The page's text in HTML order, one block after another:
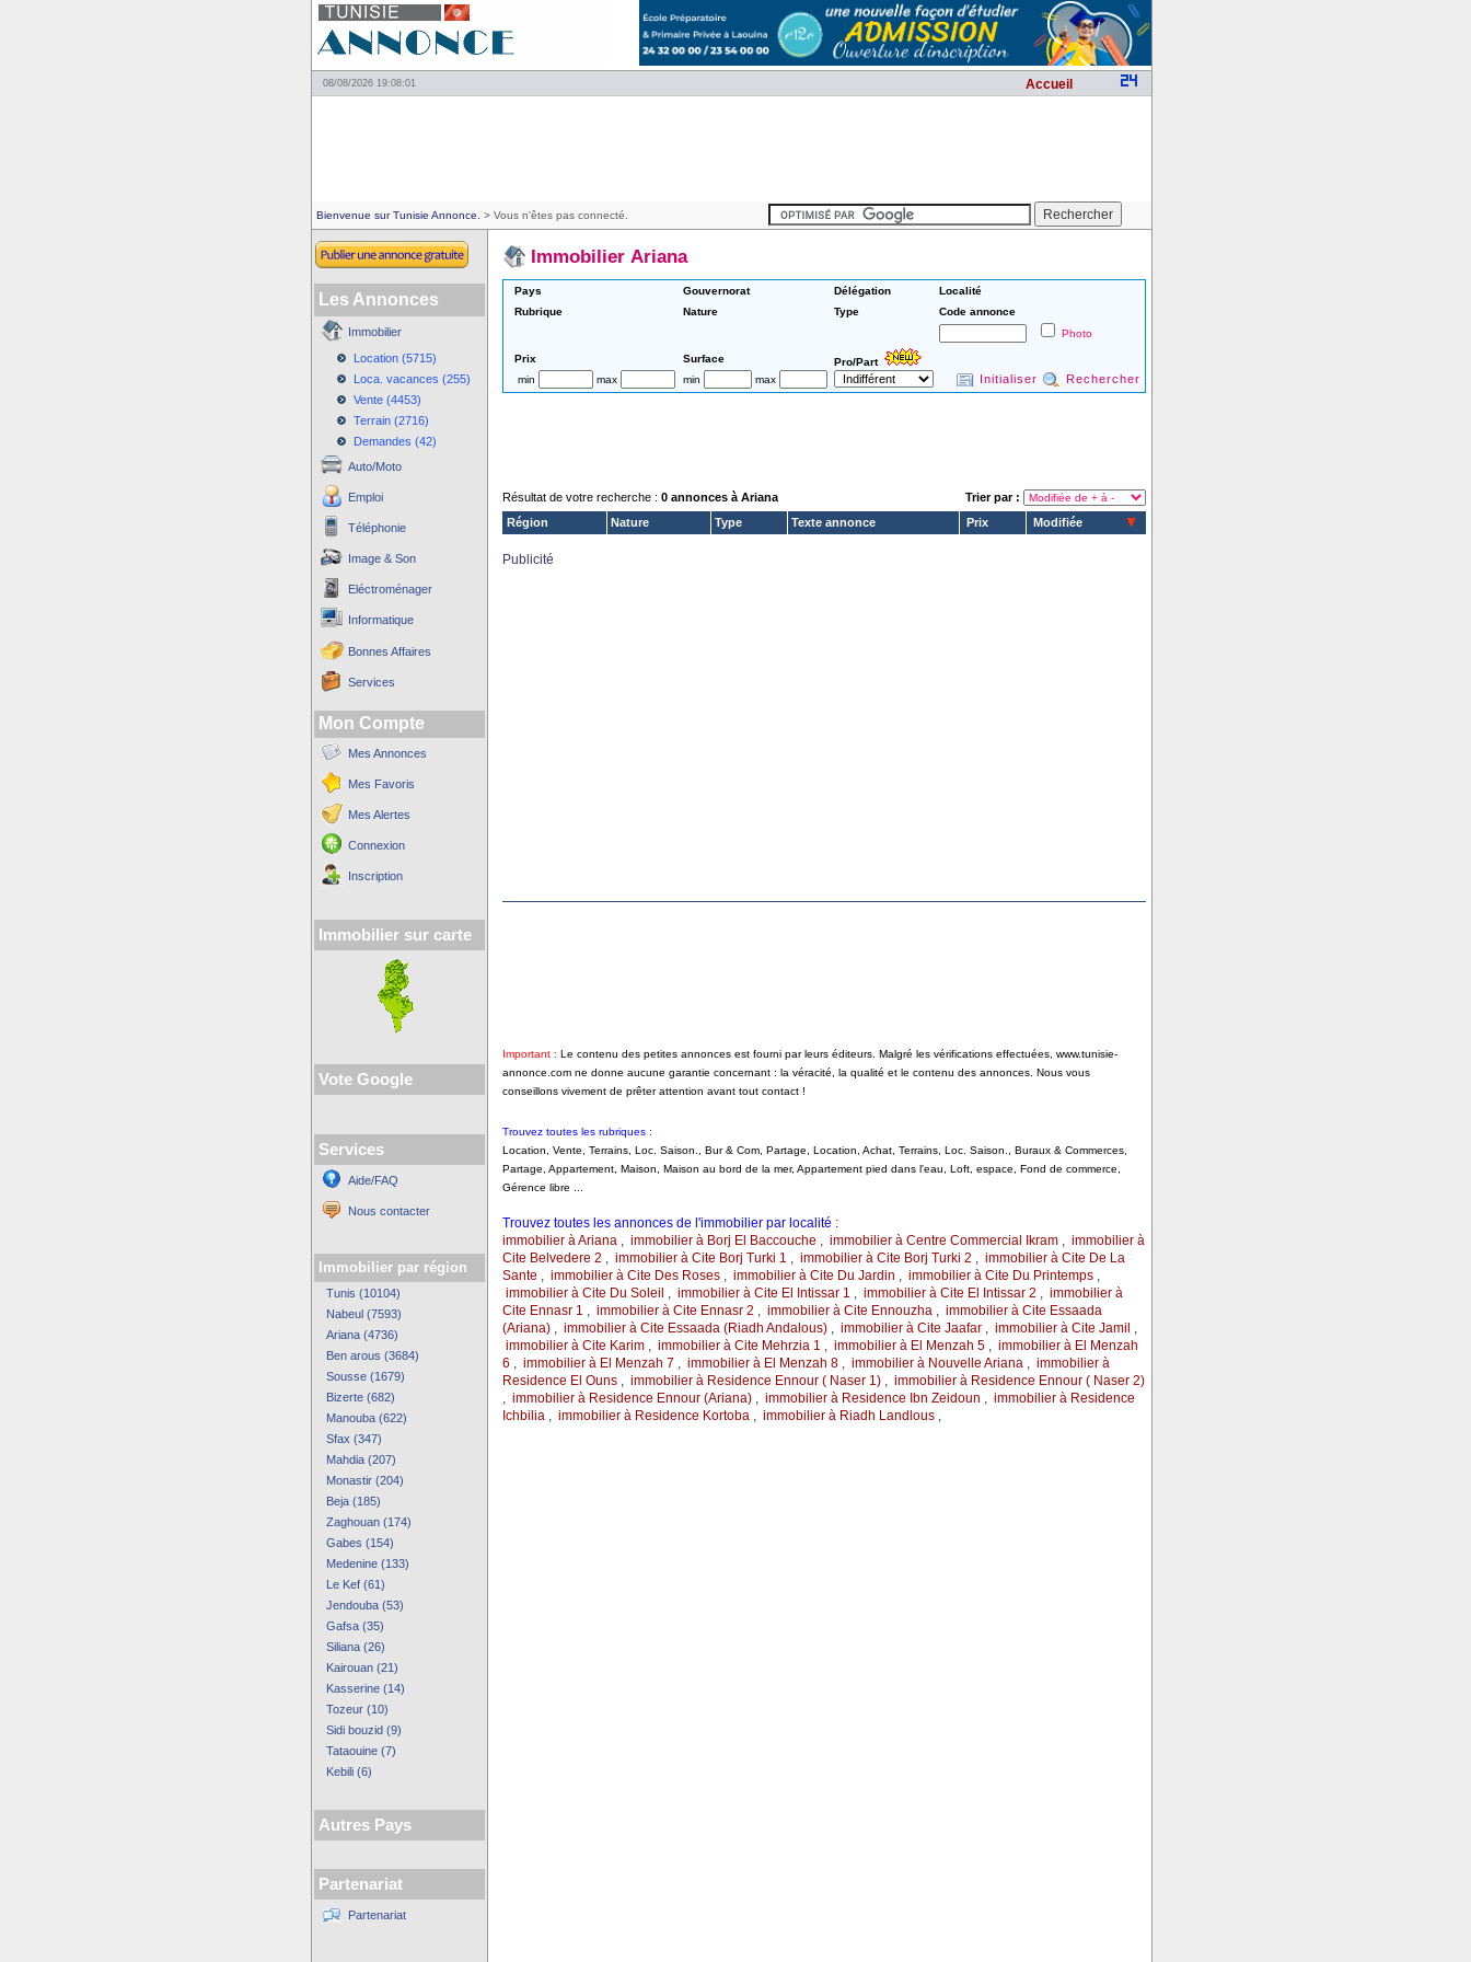
08/08/2026 19:08:01 Accueil
Bienvenue sur Tunisie Annonce. > Vous n'êtes pas connecté.
Les Annonces
Immobilier
Location (5715)
Loca. vacances (255)
Vente (4453)
Terrain (2716)
Demandes (42)
Auto/Moto
Emploi
Téléphonie
Image & Son
Eléctroménager
Informatique
Bonnes Affaires
Services
Mon Compte
Mes Annonces
Mes Favoris
Mes Alertes
Connexion
Inscription
Immobilier sur carte
Vote Google
Services
Aide/FAQ
Nous contacter
Immobilier par région
Tunis (10104)
Nabeul (7593)
Ariana (4736)
Ben arous (3684)
Sousse (1679)
Bizerte (682)
Manouba (622)
Sfax (347)
Mahdia (207)
Monastir (204)
Beja (185)
Zaghouan (174)
Gabes (154)
Medenine (133)
Le Kef (61)
Jendouba (53)
Gafsa (35)
Siliana (26)
Kairouan (21)
Kasserine (14)
Tozeur (10)
Sidi bouzid (9)
Tataouine (7)
Kebili (6)
Autres Pays
Partenariat
Partenariat
Immobilier Ariana
Pays Gouvernorat Délégation
Localité
Rubrique
Nature Type
Code annonce
Photo
Prix Surface
Pro/Part
min
max min max Initialiser Rechercher
Résultat de votre recherche : 0 annonces à Ariana
Trier par :
Région
Nature Type Texte annonce Prix Modifiée
Publicité
Important : Le contenu des petites annonces est fourni par leurs éditeurs. Malgré les vérifications effectuées, www.tunisie-
annonce.com ne donne aucune garantie concernant : la véracité, la qualité et le contenu des annonces. Nous vous
conseillons vivement de prêter attention avant tout contact !
Trouvez toutes les rubriques :
Location, Vente, Terrains, Loc. Saison., Bur & Com, Partage, Location, Achat, Terrains, Loc. Saison., Buraux & Commerces,
Partage, Appartement, Maison, Maison au bord de la mer, Appartement pied dans l'eau, Loft, espace, Fond de commerce,
Gérence libre ...
Trouvez toutes les annonces de l'immobilier par localité :
immobilier à Ariana, immobilier à Borj El Baccouche , immobilier à Centre Commercial Ikram, immobilier à
Cite Belvedere 2 , immobilier à Cite Borj Turki 1 , immobilier à Cite Borj Turki 2 , immobilier à Cite De La
Sante , immobilier à Cite Des Roses, immobilier à Cite Du Jardin , immobilier à Cite Du Printemps,
immobilier à Cite Du Soleil , immobilier à Cite El Intissar 1 , immobilier à Cite El Intissar 2 , immobilier à
Cite Ennasr 1 , immobilier à Cite Ennasr 2 , immobilier à Cite Ennouzha, immobilier à Cite Essaada
(Ariana), immobilier à Cite Essaada (Riadh Andalous), immobilier à Cite Jaafar, immobilier à Cite Jamil ,
immobilier à Cite Karim, immobilier à Cite Mehrzia 1 , immobilier à El Menzah 5, immobilier à El Menzah
6 , immobilier à El Menzah 7 , immobilier à El Menzah 8, immobilier à Nouvelle Ariana, immobilier à
Residence El Ouns, immobilier à Residence Ennour ( Naser 1), immobilier à Residence Ennour ( Naser 2)
, immobilier à Residence Ennour (Ariana), immobilier à Residence Ibn Zeidoun , immobilier à Residence
Ichbilia, immobilier à Residence Kortoba, immobilier à Riadh Landlous,